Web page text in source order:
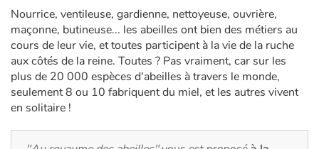
Héroïnes et héros
Écologie, nature, saisons
Les animaux
Voyage, épopée, enquête, aventure
Nourrice, ventileuse, gardienne, nettoyeuse, ouvrière,
maçonne, butineuse... les abeilles ont bien des métiers au
cours de leur vie, et toutes participent à la vie de la ruche
aux côtés de la reine. Toutes ? Pas vraiment, car sur les
plus de 20 000 espèces d'abeilles à travers le monde,
seulement 8 ou 10 fabriquent du miel, et les autres vivent
en solitaire !